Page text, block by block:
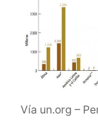
Vía un.org –